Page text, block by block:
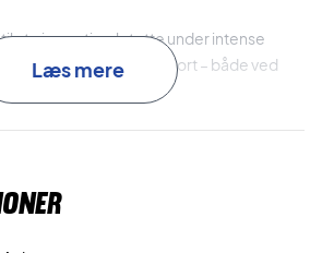
at give optimal støtte under intense
at den sikrer høj komfort – både ved
og lange rallies.
komforten under spil.
Læs mere